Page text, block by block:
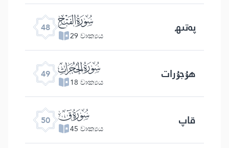
48 ﯝ
29 වාක්‍යය پەتىھ
49 ﯞ
18 වාක්‍යය ھۇجۇرات
50 ﯟ
45 වාක්‍යය قاپ